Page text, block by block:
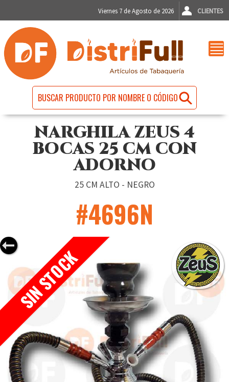
Viernes 7 de Agosto de 2026 CLIENTES
NARGHILA ZEUS 4
BOCAS 25 CM CON
ADORNO
25 CM ALTO - NEGRO
#4696N